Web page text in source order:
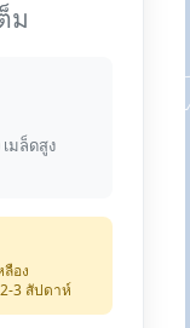
ม
เมล็ดสูง
อง
3 สัปดาห์